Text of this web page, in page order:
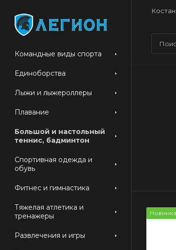
Командные виды спорта
Единоборства
Лыжи и лыжероллеры
Плавание
Большой и настольный
теннис, бадминтон
Спортивная одежда и
обувь
Фитнес и гимнастика
Тяжелая атлетика и
тренажеры
Развлечения и игры
Новинка